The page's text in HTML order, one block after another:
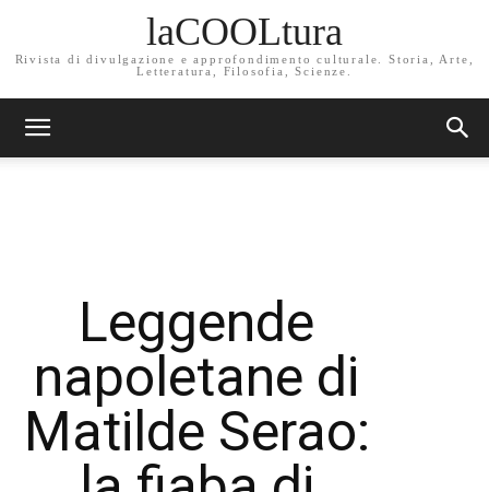
laCOOLtura
Rivista di divulgazione e approfondimento culturale. Storia, Arte,
Letteratura, Filosofia, Scienze.
Leggende
napoletane di
Matilde Serao: